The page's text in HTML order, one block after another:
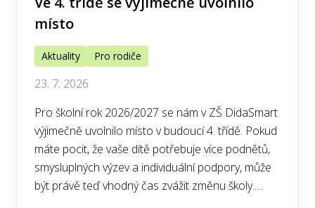
místo
Aktuality Pro rodiče
23. 7. 2026
Pro školní rok 2026/2027 se nám v ZŠ DidaSmart
výjimečně uvolnilo místo v budoucí 4. třídě. Pokud
máte pocit, že vaše dítě potřebuje více podnětů,
smysluplných výzev a individuální podpory, může
být právě teď vhodný čas zvážit změnu školy.…